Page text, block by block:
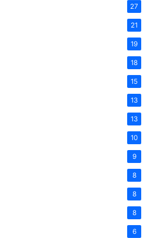
27
21
19
18
15
13
13
10
9
8
8
8
6